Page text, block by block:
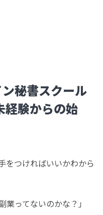
秘書スクール
経験からの始
をつければいいかわから
業ってないのかな？」